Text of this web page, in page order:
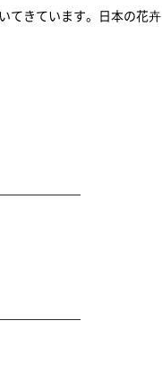
てきています。日本の花卉